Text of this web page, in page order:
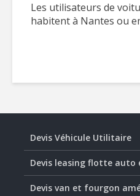
Les utilisateurs de
habitent à Nantes ou
Devis Véhicule Utilitaire
Devis leasing flotte auto
Devis van et fourgon